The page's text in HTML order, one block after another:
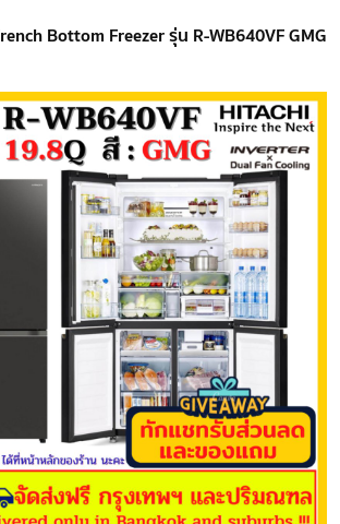
Bottom Freezer รุ่น R-WB640VF GMG